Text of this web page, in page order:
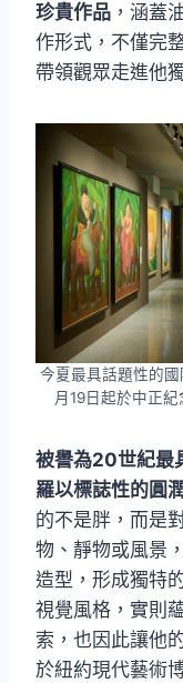
珍貴作品 ，涵蓋
作形式，不僅完
帶領觀眾走進他
今夏最具話題性的
月19日起於中正
被譽為20世紀最
羅以標誌性的圓
的不是胖，而是
物、靜物或風景
造型，形成獨特
視覺風格，實則
索，也因此讓他
於紐約現代藝術